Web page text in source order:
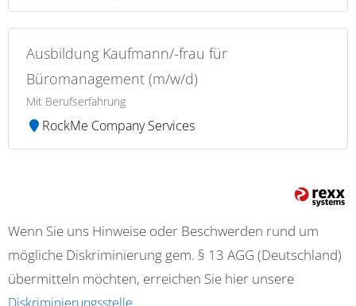
Ausbildung Kaufmann/-frau für
Büromanagement (m/w/d)
Mit Berufserfahrung
RockMe Company Services
Wenn Sie uns Hinweise oder Beschwerden rund um
mögliche Diskriminierung gem. § 13 AGG (Deutschland)
übermitteln möchten, erreichen Sie hier unsere